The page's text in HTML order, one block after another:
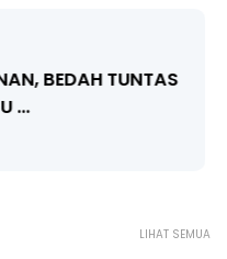
KETUA
LIHAT SEMUA